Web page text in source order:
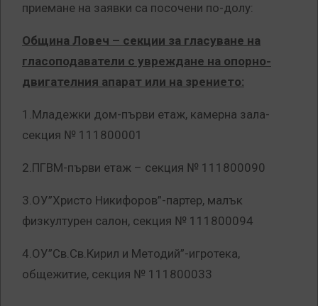
приемане на заявки са посочени по-долу:
Община Ловеч – секции за гласуване на
гласоподаватели с увреждане на опорно-
двигателния апарат или на зрението:
1.Младежки дом-първи етаж, камерна зала-
секция № 111800001
2.ПГВМ-първи етаж – секция № 111800090
3.ОУ”Христо Никифоров”-партер, малък
физкултурен салон, секция № 111800094
4.ОУ”Св.Св.Кирил и Методий”-игротека,
общежитие, секция № 111800033